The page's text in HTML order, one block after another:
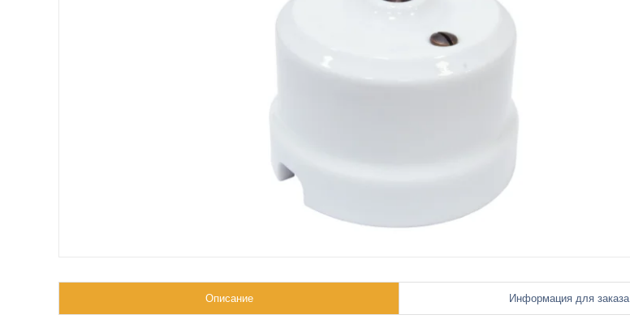
Описание Информация для заказа